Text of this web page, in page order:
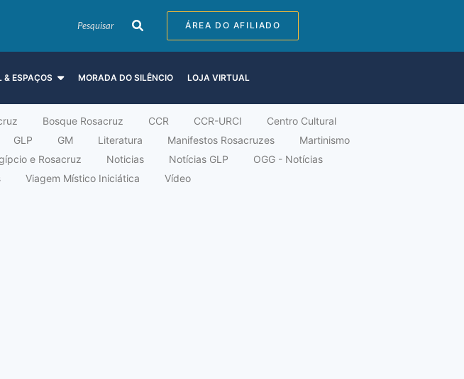
ÁREA DO AFILIADO
& ESPAÇOS MORADA DO SILÊNCIO LOJA VIRTUAL
Bosque Rosacruz CCR CCR-URCI
Centro Cultural
GLP GM Literatura Manifestos Rosacruzes
Martinismo
e Rosacruz Noticias Notícias GLP
OGG - Notícias
Viagem Místico Iniciática Vídeo